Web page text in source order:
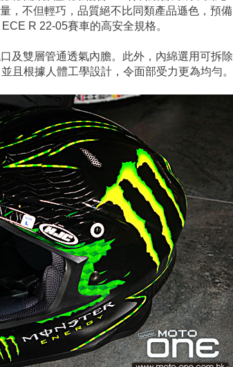
，不但輕巧，品質絕不比同類產品遜色，預備
R 22-05賽車的高安全規格。
及雙層管通透氣內膽。此外，內綿選用可拆除
且根據人體工學設計，令面部受力更為均勻。